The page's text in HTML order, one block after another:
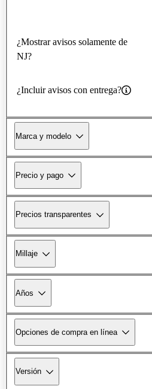
¿Mostrar avisos solamente de
NJ?
¿Incluir avisos con entrega?
Marca y modelo
Precio y pago
Precios transparentes
Millaje
Años
Opciones de compra en línea
Versión